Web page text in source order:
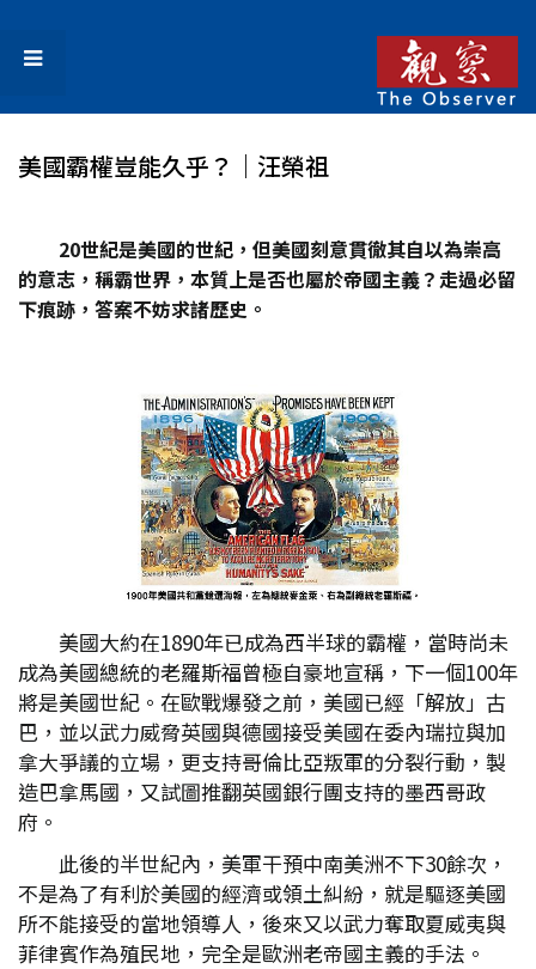
美國霸權豈能久乎？｜汪榮祖
20世紀是美國的世紀，但美國刻意貫徹其自以為崇高
的意志，稱霸世界，本質上是否也屬於帝國主義？走過必留
下痕跡，答案不妨求諸歷史。
美國大約在1890年已成為西半球的霸權，當時尚未
成為美國總統的老羅斯福曾極自豪地宣稱，下一個100年
將是美國世紀。在歐戰爆發之前，美國已經「解放」古
巴，並以武力威脅英國與德國接受美國在委內瑞拉與加
拿大爭議的立場，更支持哥倫比亞叛軍的分裂行動，製
造巴拿馬國，又試圖推翻英國銀行團支持的墨西哥政
府。
此後的半世紀內，美軍干預中南美洲不下30餘次，
不是為了有利於美國的經濟或領土糾紛，就是驅逐美國
所不能接受的當地領導人，後來又以武力奪取夏威夷與
菲律賓作為殖民地，完全是歐洲老帝國主義的手法。